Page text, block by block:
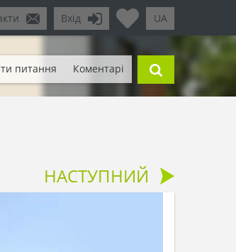
UA
Вхід
питання Коментарі
НАСТУПНИЙ